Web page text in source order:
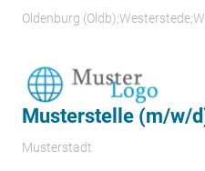
Oldenburg
Musterstelle (m/w/
Musterstadt